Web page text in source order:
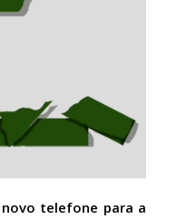
novo telefone para a